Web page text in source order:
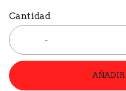
Cantidad
AÑADIR